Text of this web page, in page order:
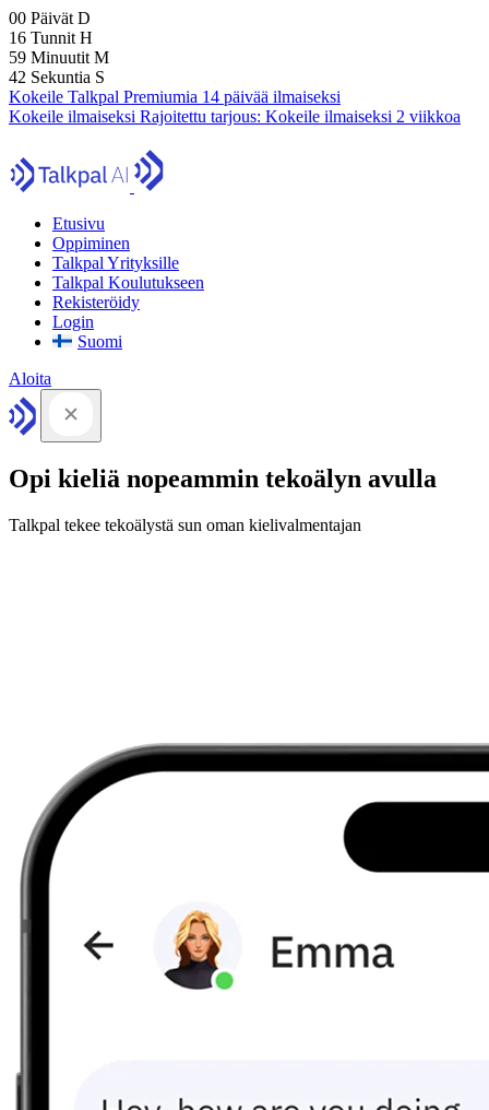
00 Päivät D
16 Tunnit H
59 Minuutit M
41 Sekuntia S
Kokeile Talkpal Premiumia 14 päivää ilmaiseksi
Kokeile ilmaiseksi Rajoitettu tarjous: Kokeile ilmaiseksi 2 viikkoa
Etusivu
Oppiminen
Talkpal Yrityksille
Talkpal Koulutukseen
Rekisteröidy
Login
Suomi
Aloita
Opi kieliä nopeammin tekoälyn avulla
Talkpal tekee tekoälystä sun oman kielivalmentajan